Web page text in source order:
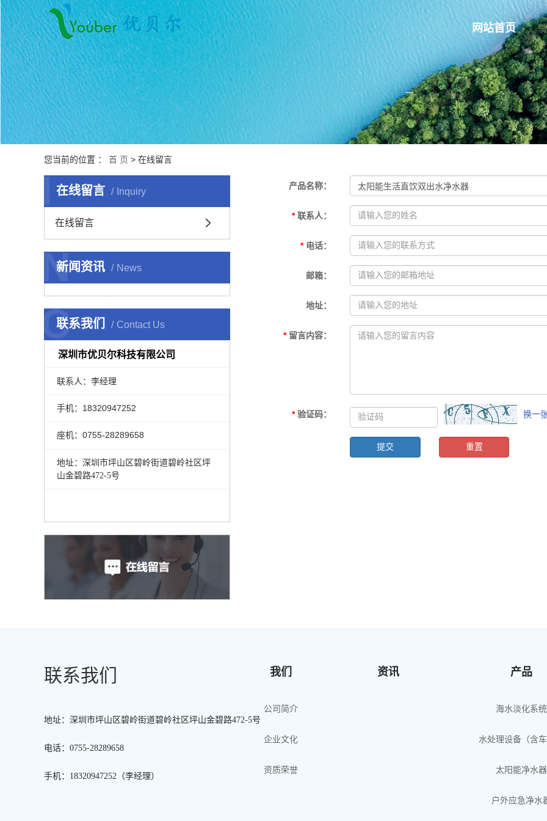
网站首页
您当前的位置 ： 首 页 > 在线留言
在线留言 Inquiry
I
在线留言
新闻资讯 News
N
联系我们 Contact Us
C
深圳市优贝尔科技有限公司
联系人：李经理
手机：18320947252
座机：0755-28289658
地址：深圳市坪山区碧岭街道碧岭社区坪
山金碧路472-5号
产品名称：
* 联系人：
* 电话：
邮箱：
地址：
* 留言内容：
* 验证码： 换一
联系我们
地址：深圳市坪山区碧岭街道碧岭社区坪山金碧路472-5号
电话：0755-28289658
手机：18320947252（李经理）
我们
公司简介
企业文化
资质荣誉
资讯 产品
海水淡化系统
水处理设备（含
太阳能净水器
户外应急净水